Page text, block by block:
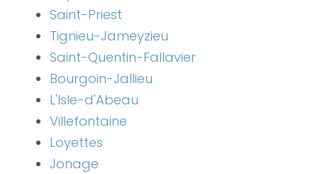
Saint-Priest
Tignieu-Jameyzieu
Saint-Quentin-Fallavier
Bourgoin-Jallieu
L'Isle-d'Abeau
Villefontaine
Loyettes
Jonage